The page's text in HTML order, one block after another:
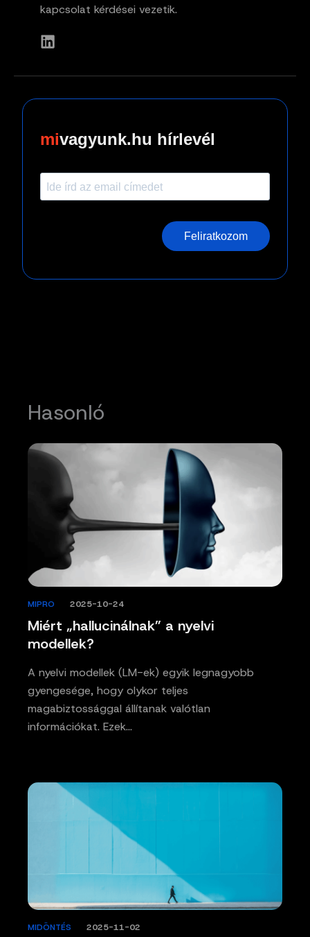
kapcsolat kérdései vezetik.
vagyunk.hu hírlevél
Feliratkozom
Hasonló
Miért „hallucinálnak” a nyelvi
modellek?
MIPRO 2025-10-24
A nyelvi modellek (LM-ek) egyik legnagyobb
gyengesége, hogy olykor teljes
magabiztossággal állítanak valótlan
információkat. Ezek…
MIDÖNTÉS 2025-11-02